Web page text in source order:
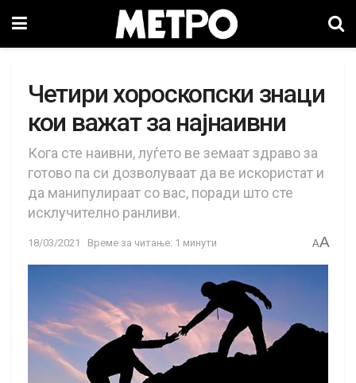
Четири хороскопски знаци
кои важат за најнаивни
Кога сте наивни, луѓето ве земаат здраво за
готово па си дозволуваат да ве искористат и
да манипулираат со вас, поради што сте
исклучително ранливи.
18/03/2021 Време за читање: 1 минути AA